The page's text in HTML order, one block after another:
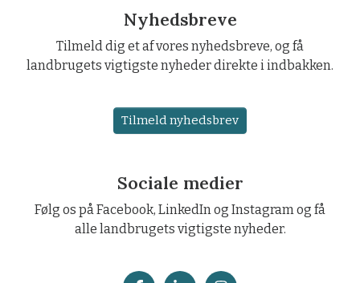
Nyhedsbreve
Tilmeld dig et af vores nyhedsbreve, og få
landbrugets vigtigste nyheder direkte i indbakken.
Tilmeld nyhedsbrev
Sociale medier
Følg os på Facebook, LinkedIn og Instagram og få
alle landbrugets vigtigste nyheder.